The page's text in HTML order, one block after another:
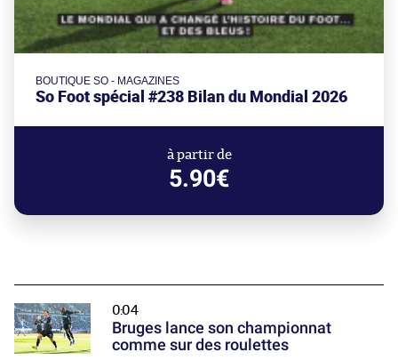
BOUTIQUE SO - MAGAZINES
So Foot spécial #238 Bilan du Mondial 2026
à partir de
5.90€
0:04
Bruges lance son championnat
comme sur des roulettes